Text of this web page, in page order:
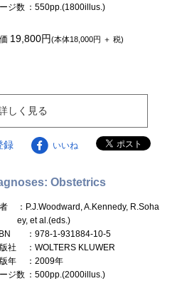
ジ数 ：550pp.(1800illus.)
19,800円(本体18,000円 ＋ 税)
しく見る
録 いいね
Obstetrics
：P.J.Woodward, A.Kennedy, R.Soha
ey, et al.(eds.)
：978-1-931884-10-5
社
：WOLTERS KLUWER
年
：2009年
ジ数 ：500pp.(2000illus.)